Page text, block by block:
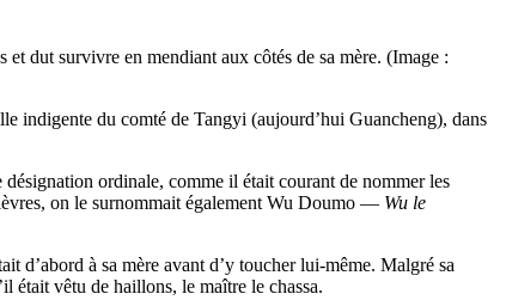
dut survivre en mendiant aux côtés de sa mère. (Image :
indigente du comté de Tangyi (aujourd’hui Guancheng), dans
ordinale, comme il était courant de nommer les
on le surnommait également Wu Doumo — Wu le
d’abord à sa mère avant d’y toucher lui-même. Malgré sa
était vêtu de haillons, le maître le chassa.